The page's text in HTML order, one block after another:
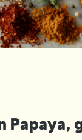
Papaya,